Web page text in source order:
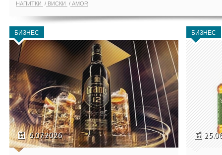
НАПИТКИ ВИСКИ AMOR
БИЗНЕС
6.07.2026
БИЗНЕС